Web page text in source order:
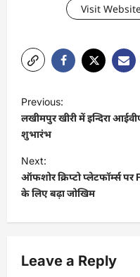
Visit
o
s
t
n
a
v
g
Previous:
लखीमपुर खीरी में इन्दिरा
शुभारंभ
Next:
ऑफशोर क्रिप्टो प्लेटफॉर्म्स
के लिए बढ़ा जोखिम
Leave a Reply